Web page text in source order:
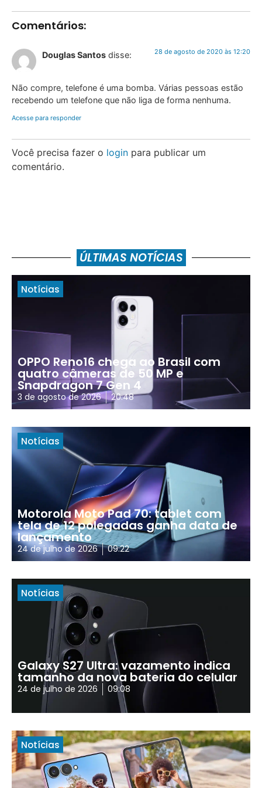
Comentários:
Douglas Santos disse: 28 de agosto de 2020 às 12:20
Não compre, telefone é uma bomba. Várias pessoas estão
recebendo um telefone que não liga de forma nenhuma.
Acesse para responder
Você precisa fazer o login para publicar um
comentário.
ÚLTIMAS NOTÍCIAS
Notícias
OPPO Reno16 chega ao Brasil com
quatro câmeras de 50 MP e
Snapdragon 7 Gen 4
3 de agosto de 2026 20:48
Notícias
Motorola Moto Pad 70: tablet com
tela de 12 polegadas ganha data de
lançamento
24 de julho de 2026 09:22
Notícias
Galaxy S27 Ultra: vazamento indica
tamanho da nova bateria do celular
24 de julho de 2026 09:08
Notícias